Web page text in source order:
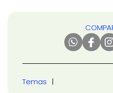
Temas